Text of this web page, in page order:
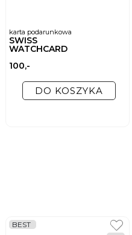
karta podarunkowa
SWISS
WATCHCARD
100,-
DO KOSZYKA
BEST